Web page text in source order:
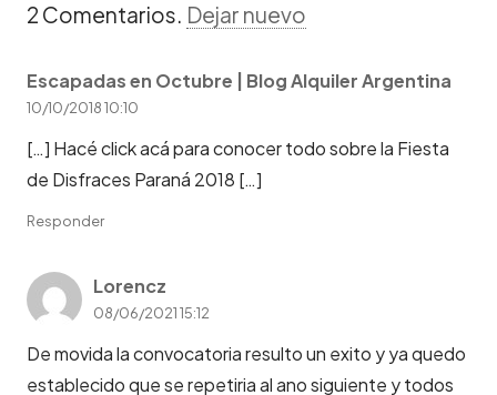
2 Comentarios. Dejar nuevo
Escapadas en Octubre | Blog Alquiler Argentina
10/10/2018 10:10
[…] Hacé click acá para conocer todo sobre la Fiesta
de Disfraces Paraná 2018 […]
Responder
Lorencz
08/06/2021 15:12
De movida la convocatoria resulto un exito y ya quedo
establecido que se repetiria al ano siguiente y todos